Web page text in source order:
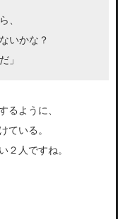
、
いかな？
」
るように、
ている。
２人ですね。